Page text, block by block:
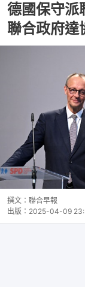
德國保守
聯合政府達
撰文： 聯合早報
出版： 2025-04-09